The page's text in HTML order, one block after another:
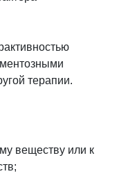
терапии.
веществу или к